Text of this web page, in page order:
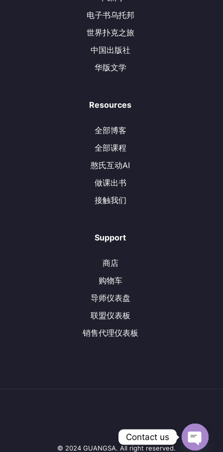
电子书乌托邦
世界扑克之旅
中国出版社
华版文学
Resources
全部博客
全部课程
憨氏互动AI
做课出书
接触我们
Support
商店
购物车
导师仪表盘
联盟仪表板
销售代理仪表板
© 2024 GUANGSA. All right reserved.
Contact us